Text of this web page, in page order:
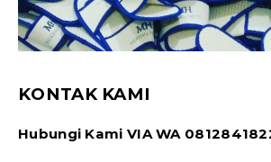
KONTAK KAMI
Hubungi Kami VIA WA